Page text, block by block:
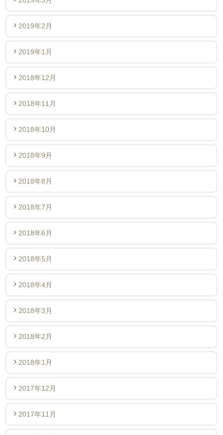
2019年2月
2019年1月
2018年12月
2018年11月
2018年10月
2018年9月
2018年8月
2018年7月
2018年6月
2018年5月
2018年4月
2018年3月
2018年2月
2018年1月
2017年12月
2017年11月